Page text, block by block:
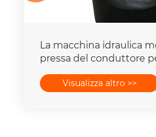
La macchina idraulica
pressa del conduttore
mette la capacità della
400mm2 degli insiemi
Visualizza altro >>